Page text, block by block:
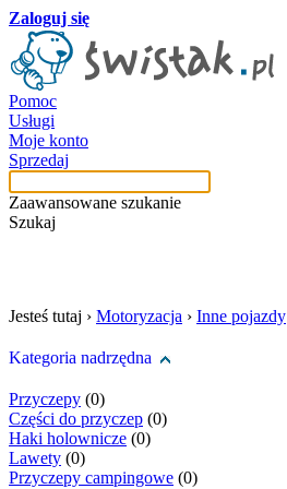
Zaloguj się
Pomoc
Usługi
Moje konto
Sprzedaj
Zaawansowane szukanie
Szukaj
Jesteś tutaj › Motoryzacja › Inne pojazdy
Kategoria nadrzędna
Przyczepy (0)
Części do przyczep (0)
Haki holownicze (0)
Lawety (0)
Przyczepy campingowe (0)